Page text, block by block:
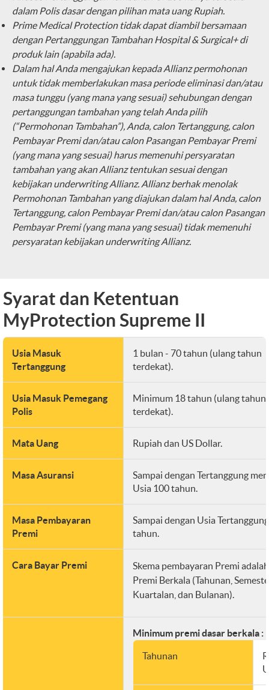
dalam Polis dasar dengan pilihan mata uang Rupiah.
Prime Medical Protection tidak dapat diambil bersamaan
dengan Pertanggungan Tambahan Hospital & Surgical+ di
produk lain (apabila ada).
Dalam hal Anda mengajukan kepada Allianz permohonan
untuk tidak memberlakukan masa periode eliminasi dan/atau
masa tunggu (yang mana yang sesuai) sehubungan dengan
pertanggungan tambahan yang telah Anda pilih
(“Permohonan Tambahan”), Anda, calon Tertanggung, calon
Pembayar Premi dan/atau calon Pasangan Pembayar Premi
(yang mana yang sesuai) harus memenuhi persyaratan
tambahan yang akan Allianz tentukan sesuai dengan
kebijakan underwriting Allianz. Allianz berhak menolak
Permohonan Tambahan yang diajukan dalam hal Anda, calon
Tertanggung, calon Pembayar Premi dan/atau calon Pasangan
Pembayar Premi (yang mana yang sesuai) tidak memenuhi
persyaratan kebijakan underwriting Allianz.
Syarat dan Ketentuan
MyProtection Supreme II
Usia Masuk
Tertanggung
1 bulan - 70 tahun (ulang tahun
terdekat).
Usia Masuk Pemegang
Polis
Minimum 18 tahun (ulang tahun
terdekat).
Mata Uang Rupiah dan US Dollar.
Masa Asuransi
Sampai dengan Tertanggung
Usia 100 tahun.
Masa Pembayaran
Premi
Sampai dengan Usia
tahun.
Cara Bayar Premi
Skema pembayaran Premi adalah
Premi Berkala (Tahunan,
Kuartalan, dan Bulanan).
Minimum premi dasar berkala :
Tahunan